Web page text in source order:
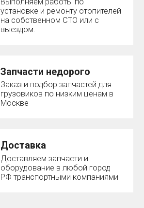
установке и ремонту отопителей
на собственном СТО или с
выездом.
Запчасти недорого
Заказ и подбор запчастей для
грузовиков по низким ценам в
Москве
Доставка
Доставляем запчасти и
оборудование в любой город
РФ транспортными компаниями